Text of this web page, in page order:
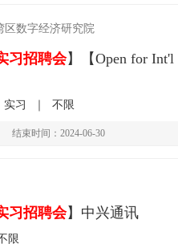
区数字经济研究院
习招聘会】【Open for
实习 不限
结束时间：2024-06-30
习招聘会】中兴通讯
限